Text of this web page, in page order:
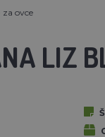
za ovce
LIZ